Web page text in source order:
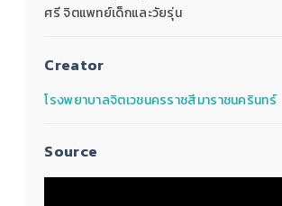
ศรี จิตแพทย์เด็กและวัยรุ่น
Creator
โรงพยาบาลจิตเวชนครราชสีมาราชนครินทร์
Source